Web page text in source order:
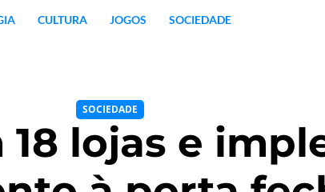
CULTURA JOGOS SOCIEDADE
SOCIEDADE
18 lojas e